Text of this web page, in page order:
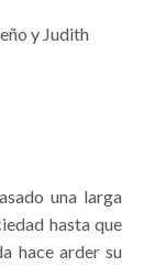
y Judith
una larga
hasta que
hace arder su